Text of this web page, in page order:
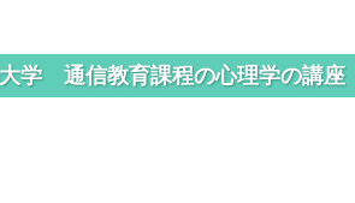
学 通信教育課程の心理学の講座